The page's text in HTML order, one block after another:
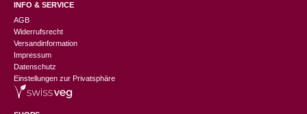
INFO & SERVICE
AGB
Widerrufsrecht
Versandinformation
Impressum
Datenschutz
Einstellungen zur Privatsphäre